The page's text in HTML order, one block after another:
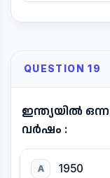
QUESTION 19
ഇന്ത്യയിൽ
വർഷം :
A 1950